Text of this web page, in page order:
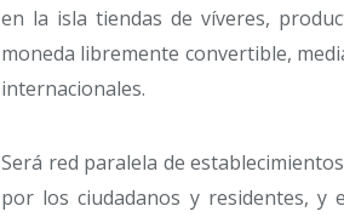
en la isla tiendas de víveres,
moneda libremente convertible,
internacionales.
Será red paralela de
por los ciudadanos y residentes, y